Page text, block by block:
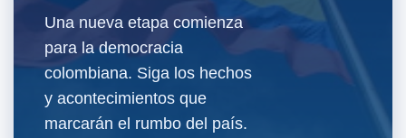
Una nueva etapa comienza
para la democracia
colombiana. Siga los hechos
y acontecimientos que
marcarán el rumbo del país.